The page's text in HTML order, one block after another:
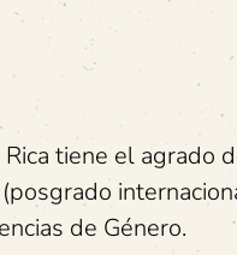
tiene el agrado
de Género.